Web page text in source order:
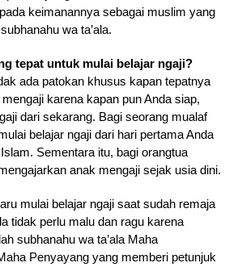
keimanannya sebagai muslim yang
wa ta’ala.
tepat untuk mulai belajar ngaji?
ada patokan khusus kapan tepatnya
karena kapan pun Anda siap,
dari sekarang. Bagi seorang mualaf
belajar ngaji dari hari pertama Anda
Sementara itu, bagi orangtua
anak mengaji sejak usia dini.
mulai belajar ngaji saat sudah remaja
tidak perlu malu dan ragu karena
subhanahu wa ta’ala Maha
Penyayang yang memberi petunjuk